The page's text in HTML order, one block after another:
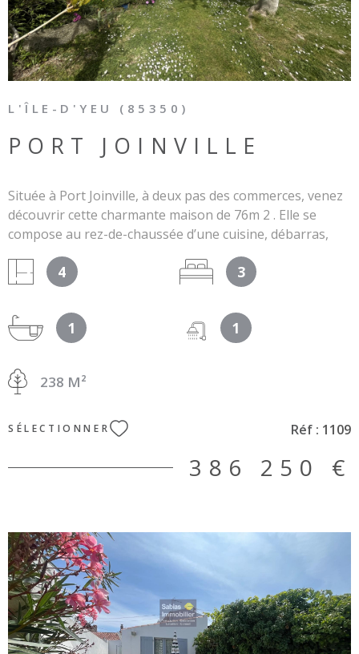
L'ÎLE-D'YEU (85350)
PORT JOINVILLE
Située à Port Joinville, à deux pas des commerces, venez
découvrir cette charmante maison de 76m 2 . Elle se
compose au rez-de-chaussée d’une cuisine, débarras,
salle à manger, salon, une chambre avec mezzanine,
salle de bains, WC A l’étage, vous trouverez deux
chambres et une salle d’eau/WC. Le plus : Vous profiterez
d’un beau jardin fermé avec garage indépendant. Le tout
sur une parcelle de 238 m². Réf : 1109 Les informations
disponibles sur le site Géorisques :
www.géorisques.gouv.fr.
4 3
1 1
238 M²
SÉLECTIONNER Réf : 1109
386 250 €